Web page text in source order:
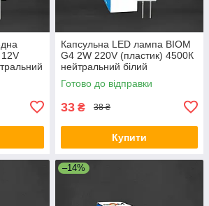
Капсульна LED лампа BIOM
G4 2W 220V (пластик) 4500К
нейтральний білий
Готово до відправки
33 ₴ 38 ₴
Купити
–14%